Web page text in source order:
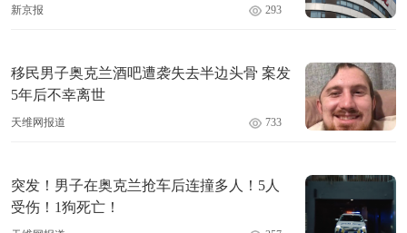
新京报 293
移民男子奥克兰酒吧遭袭失去半边头骨 案发
5年后不幸离世
天维网报道 733
突发！男子在奥克兰抢车后连撞多人！5人
受伤！1狗死亡！